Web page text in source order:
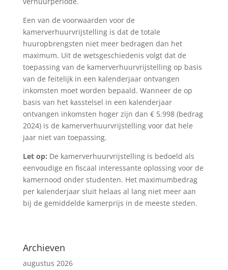
Een van de voorwaarden voor de
kamerverhuurvrijstelling is dat de totale
huuropbrengsten niet meer bedragen dan het
maximum. Uit de wetsgeschiedenis volgt dat de
toepassing van de kamerverhuurvrijstelling op basis
van de feitelijk in een kalenderjaar ontvangen
inkomsten moet worden bepaald. Wanneer de op
basis van het kasstelsel in een kalenderjaar
ontvangen inkomsten hoger zijn dan € 5.998 (bedrag
2024) is de kamerverhuurvrijstelling voor dat hele
jaar niet van toepassing.
Let op: De kamerverhuurvrijstelling is bedoeld als
eenvoudige en fiscaal interessante oplossing voor de
kamernood onder studenten. Het maximumbedrag
per kalenderjaar sluit helaas al lang niet meer aan
bij de gemiddelde kamerprijs in de meeste steden.
Archieven
augustus 2026